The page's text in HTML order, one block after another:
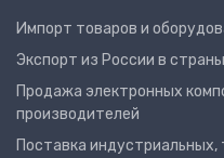
Импорт товаров и
Экспорт из России в
Продажа электронных
производителей
Поставка